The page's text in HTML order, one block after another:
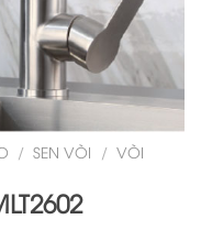
/ SEN VÒI / VÒI